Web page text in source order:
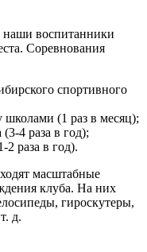
наши воспитанники
Соревнования
спортивного
школами (1 раз в месяц);
4 раза в год);
2 раза в год).
масштабные
клуба. На них
гироскутеры,
д.